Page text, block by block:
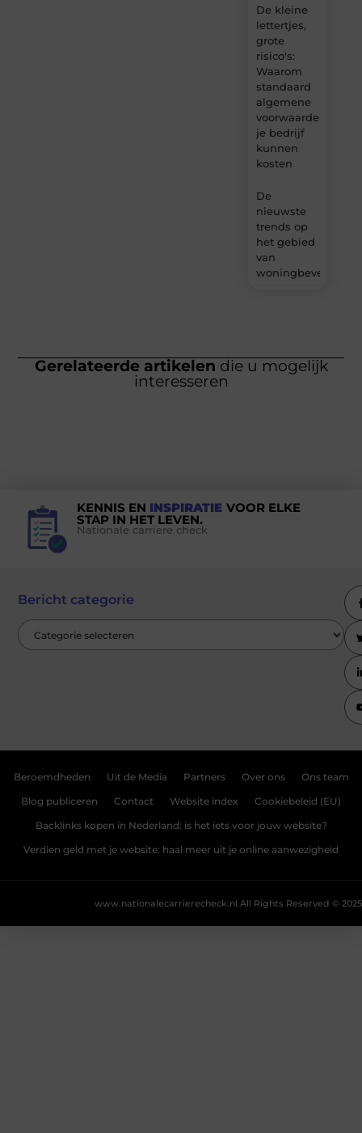
De kleine
lettertjes,
grote
risico's:
Waarom
standaard
algemene
voorwaarden
je bedrijf
kunnen
kosten
De
nieuwste
trends op
het gebied
van
woningbeveiliging
Gerelateerde artikelen die u mogelijk
interesseren
KENNIS EN INSPIRATIE VOOR ELKE
STAP IN HET LEVEN.
Nationale carriere check
Bericht categorie
Beroemdheden Uit de Media Partners Over ons Ons team
Blog publiceren Contact Website index Cookiebeleid (EU)
Backlinks kopen in Nederland: is het iets voor jouw website?
Verdien geld met je website: haal meer uit je online aanwezigheid
All Rights Reserved © 2025
www.nationalecarrierecheck.nl.